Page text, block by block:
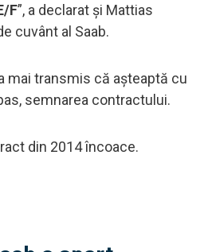
F”, a declarat și Mattias
cuvânt al Saab.
mai transmis că așteaptă cu
semnarea contractului.
din 2014 încoace.